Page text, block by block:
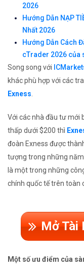
2026
Hướng Dẫn NẠP
Nhất 2026
Hướng Dẫn Cách
cTrader 2026 của
Song song với
khác phù hợp với các
Exness.
Với các nhà đầu tư mới
thấp dưới $200 thì
đoàn Exness được
tượng trong những năm
là một trong những
chính quốc tế trên toàn
Mở Tài
Một số ưu điểm của